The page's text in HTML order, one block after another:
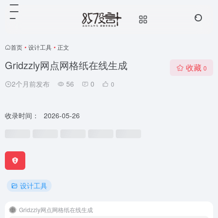
首页 • 设计工具 • 正文
Gridzzly网点网格纸在线生成
2个月前发布 56 0 0
收藏 0
收录时间： 2026-05-26
设计工具
Gridzzly网点网格纸在线生成